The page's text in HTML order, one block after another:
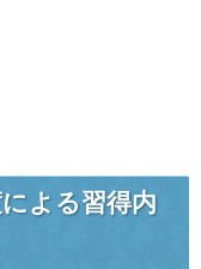
よる習得内